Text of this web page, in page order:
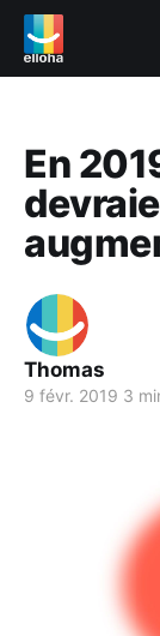
En
Thomas
9 févr. 2019 3